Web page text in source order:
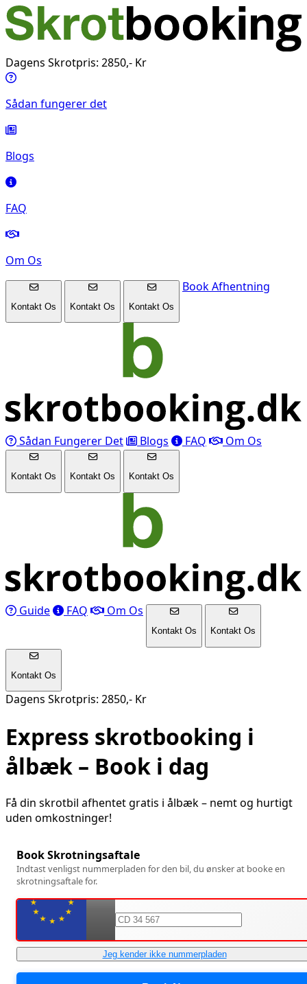
Dagens Skrotpris: 2850,- Kr
Sådan fungerer det
Blogs
FAQ
Om Os
Kontakt Os Kontakt Os Kontakt Os
Book Afhentning
Sådan Fungerer Det Blogs FAQ Om Os
Kontakt Os Kontakt Os Kontakt Os
Guide FAQ Om Os
Kontakt Os Kontakt Os
Kontakt Os
Dagens Skrotpris: 2850,- Kr
Express skrotbooking i
ålbæk – Book i dag
Få din skrotbil afhentet gratis i ålbæk– nemt og hurtigt
uden omkostninger!
Book Skrotningsaftale
Indtast venligst nummerpladen for den bil, du ønsker at booke en
skrotningsaftale for.
Jeg kender ikke nummerpladen